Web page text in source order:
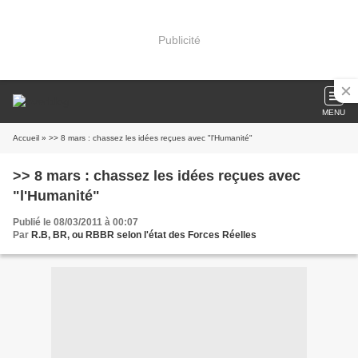
Publicité
MENU
Accueil » >> 8 mars : chassez les idées reçues avec "l'Humanité"
>> 8 mars : chassez les idées reçues avec
"l'Humanité"
Publié le 08/03/2011 à 00:07
Par R.B, BR, ou RBBR selon l'état des Forces Réelles